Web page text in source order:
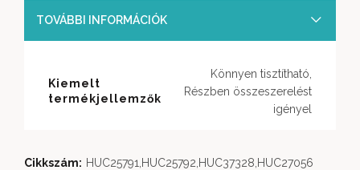
TOVÁBBI INFORMÁCIÓK
Kiemelt
termékjellemzők
Könnyen tisztítható,
Részben összeszerelést
igényel
Cikkszám: HUC25791,HUC25792,HUC37328,HUC27056